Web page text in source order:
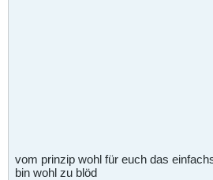
vom prinzip wohl für euch das
bin wohl zu blöd